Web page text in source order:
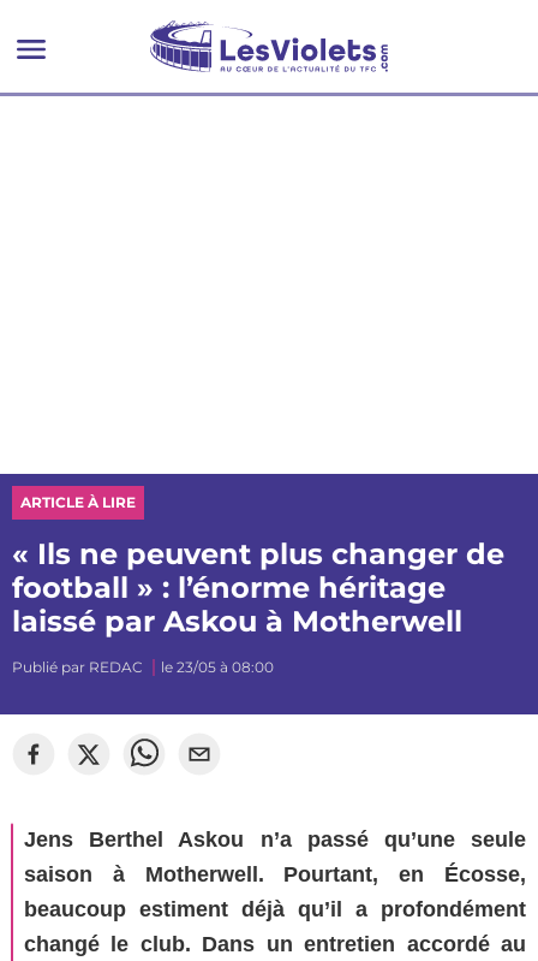
ARTICLE À LIRE
« Ils ne peuvent plus changer de
football » : l’énorme héritage
laissé par Askou à Motherwell
Publié par REDAC le 23/05 à 08:00
Jens Berthel Askou n’a passé qu’une seule
saison à Motherwell. Pourtant, en Écosse,
beaucoup estiment déjà qu’il a profondément
changé le club. Dans un entretien accordé au